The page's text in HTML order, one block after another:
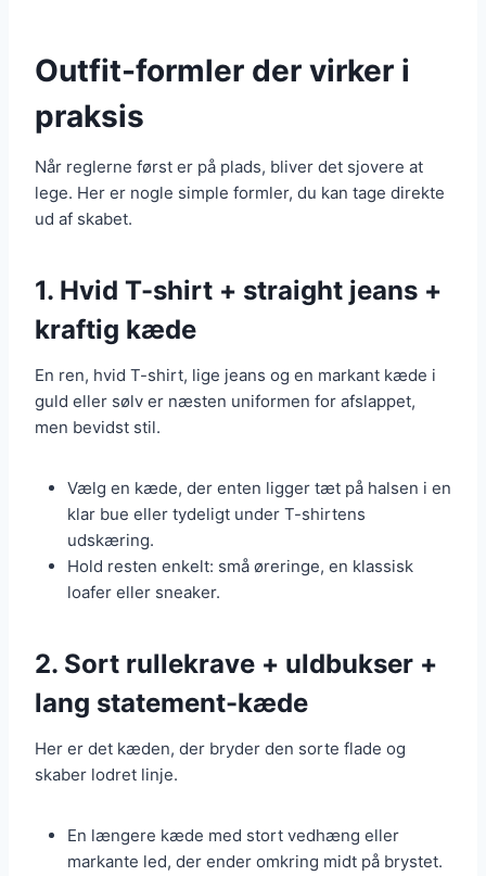
Outfit-formler der virker i
praksis
Når reglerne først er på plads, bliver det sjovere at
lege. Her er nogle simple formler, du kan tage direkte
ud af skabet.
1. Hvid T-shirt + straight jeans +
kraftig kæde
En ren, hvid T-shirt, lige jeans og en markant kæde i
guld eller sølv er næsten uniformen for afslappet,
men bevidst stil.
Vælg en kæde, der enten ligger tæt på halsen i en
klar bue eller tydeligt under T-shirtens
udskæring.
Hold resten enkelt: små øreringe, en klassisk
loafer eller sneaker.
2. Sort rullekrave + uldbukser +
lang statement-kæde
Her er det kæden, der bryder den sorte flade og
skaber lodret linje.
En længere kæde med stort vedhæng eller
markante led, der ender omkring midt på brystet.